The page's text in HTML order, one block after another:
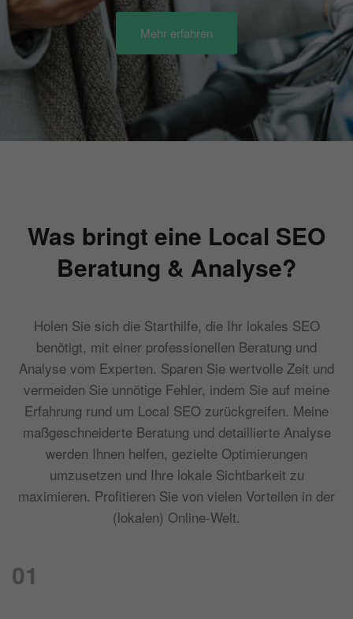
Mehr erfahren
Was bringt eine Local SEO
Beratung & Analyse?
Holen Sie sich die Starthilfe, die Ihr lokales SEO
benötigt, mit einer professionellen Beratung und
Analyse vom Experten. Sparen Sie wertvolle Zeit und
vermeiden Sie unnötige Fehler, indem Sie auf meine
Erfahrung rund um Local SEO zurückgreifen. Meine
maßgeschneiderte Beratung und detaillierte Analyse
werden Ihnen helfen, gezielte Optimierungen
umzusetzen und Ihre lokale Sichtbarkeit zu
maximieren. Profitieren Sie von vielen Vorteilen in der
(lokalen) Online-Welt.
01